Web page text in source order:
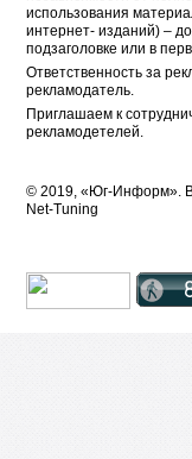
использования
интернет- изданий) –
подзаголовке или в
Ответственность за
рекламодатель.
Приглашаем к
рекламодетелей.
© 2019, «Юг-Информ».
Net-Tuning